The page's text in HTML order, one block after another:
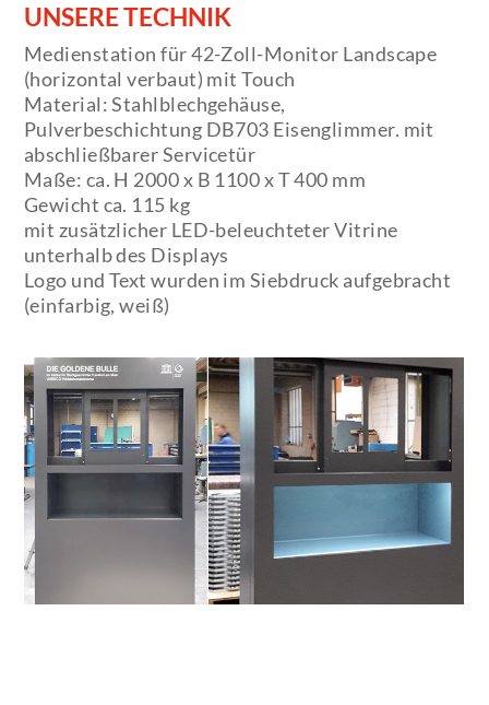
UNSERE TECHNIK
Medienstation für 42-Zoll-Monitor Landscape
(horizontal verbaut) mit Touch
Material: Stahlblechgehäuse,
Pulverbeschichtung DB703 Eisenglimmer. mit
abschließbarer Servicetür
Maße: ca. H 2000 x B 1100 x T 400 mm
Gewicht ca. 115 kg
mit zusätzlicher LED-beleuchteter Vitrine
unterhalb des Displays
Logo und Text wurden im Siebdruck aufgebracht
(einfarbig, weiß)